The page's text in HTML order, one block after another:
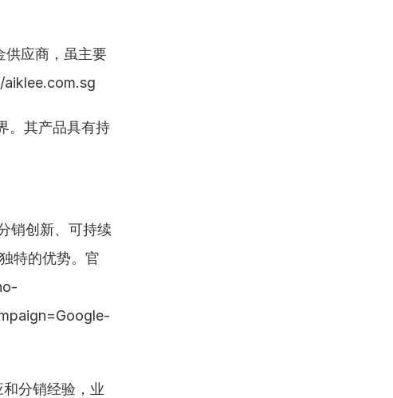
供应商，虽主要
aiklee.com.sg
。其产品具有持
销创新、可持续
特的优势。官
分销经验，业